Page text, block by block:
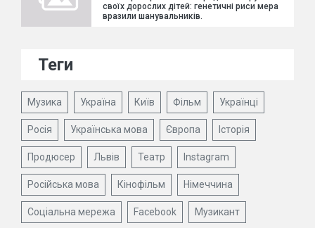
своїх дорослих дітей: генетичні риси мера
вразили шанувальників.
Теги
Музика Україна Київ Фільм Українці
Росія Українська мова Європа Історія
Продюсер Львів Театр Instagram
Російська мова Кінофільм Німеччина
Соціальна мережа Facebook Музикант